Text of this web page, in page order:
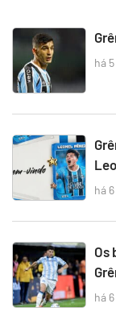
há
há
Os
há